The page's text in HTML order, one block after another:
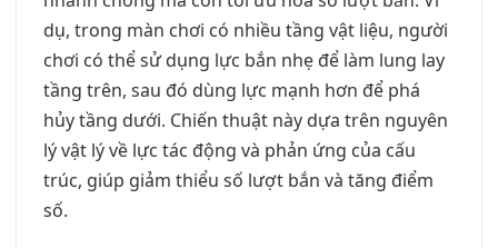
dụ, trong màn chơi có nhiều tầng vật liệu, người
chơi có thể sử dụng lực bắn nhẹ để làm lung lay
tầng trên, sau đó dùng lực mạnh hơn để phá
hủy tầng dưới. Chiến thuật này dựa trên nguyên
lý vật lý về lực tác động và phản ứng của cấu
trúc, giúp giảm thiểu số lượt bắn và tăng điểm
số.